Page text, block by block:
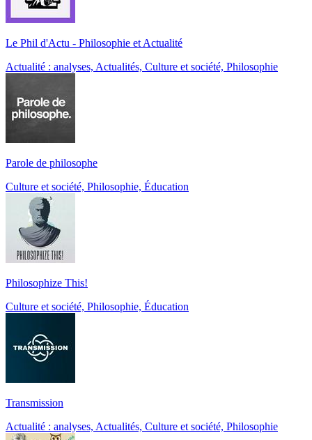
Le Phil d'Actu - Philosophie et Actualité
Actualité : analyses, Actualités, Culture et société, Philosophie
Parole de philosophe
Culture et société, Philosophie, Éducation
Philosophize This!
Culture et société, Philosophie, Éducation
Transmission
Actualité : analyses, Actualités, Culture et société, Philosophie